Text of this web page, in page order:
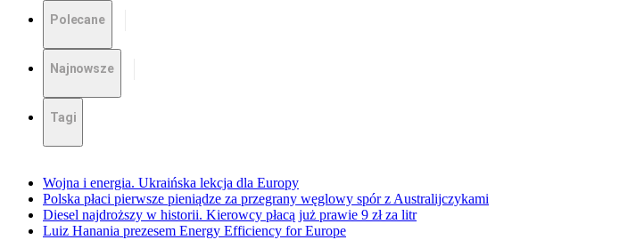
Polecane
Najnowsze
Tagi
Wojna i energia. Ukraińska lekcja dla Europy
Polska płaci pierwsze pieniądze za przegrany węglowy spór z Australijczykami
Diesel najdroższy w historii. Kierowcy płacą już prawie 9 zł za litr
Luiz Hanania prezesem Energy Efficiency for Europe